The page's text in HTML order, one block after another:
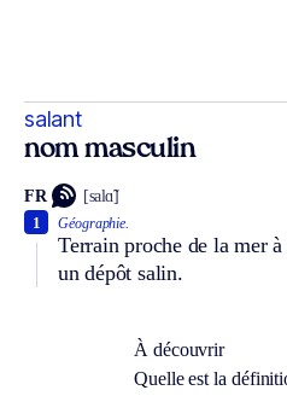
salant
nom masculin
FR [salɑ̃]
Géographie.
Terrain proche de la mer
un dépôt salin.
1
À découvrir
Quelle est la